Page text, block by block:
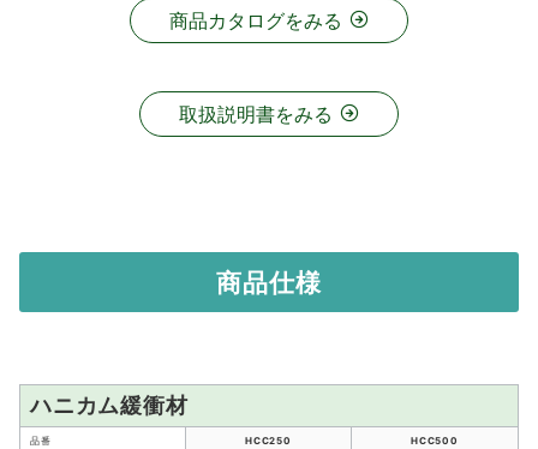
商品カタログをみる
取扱説明書をみる
商品仕様
ハニカム緩衝材
品番 HCC250 HCC500